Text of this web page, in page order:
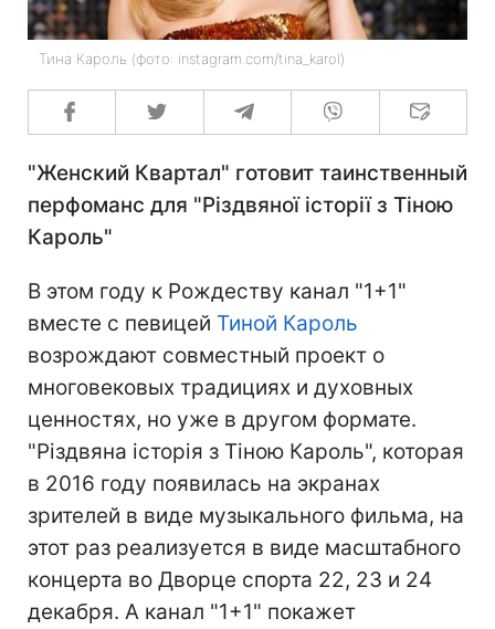
Тина Кароль (фото: instagram.com/tina_karol)
"Женский Квартал" готовит таинственный
перфоманс для "Різдвяної історії з Тіною
Кароль"
В этом году к Рождеству канал "1+1"
вместе с певицей Тиной Кароль
возрождают совместный проект о
многовековых традициях и духовных
ценностях, но уже в другом формате.
"Різдвяна історія з Тіною Кароль", которая
в 2016 году появилась на экранах
зрителей в виде музыкального фильма, на
этот раз реализуется в виде масштабного
концерта во Дворце спорта 22, 23 и 24
декабря. А канал "1+1" покажет